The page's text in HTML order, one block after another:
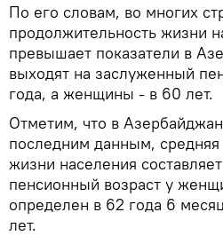
По его словам, во многих
продолжительность жизни
превышает показатели в
выходят на заслуженный
года, а женщины - в 60 лет.
Отметим, что в
последним данным,
жизни населения
пенсионный возраст у
определен в 62 года 6
лет.